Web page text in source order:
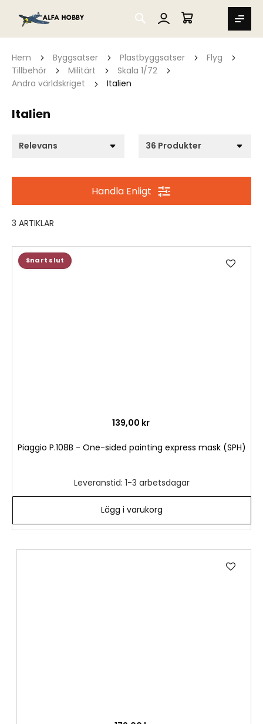
SEARCH
MIN VARUKORG
Hem Byggsatser Plastbyggsatser
Flyg
Tillbehör
Militärt
Skala 1/72
Andra världskriget
Italien
Italien
3 ARTIKLAR
Handla Enligt
Snart slut
139,00 kr
Piaggio P.108B - One-sided painting express mask (SPH)
Leveranstid: 1-3 arbetsdagar
Lägg i varukorg